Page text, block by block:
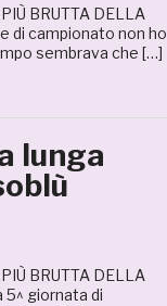
BRUTTA DELLA
di campionato non ho
sembrava che […]
lunga
BRUTTA DELLA
5^ giornata di